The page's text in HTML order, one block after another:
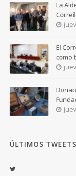
La
El
como
ÚLTIMOS TWEETS